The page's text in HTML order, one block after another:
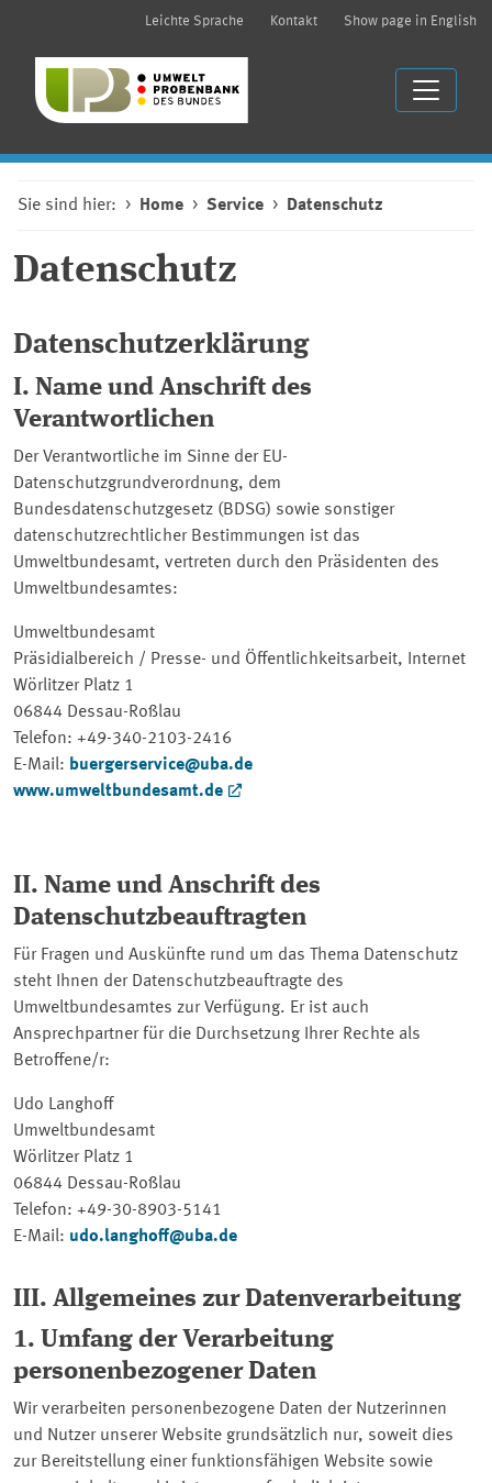
Leichte Sprache Kontakt Show page in English
Sie sind hier: Home Service Datenschutz
Datenschutz
Datenschutzerklärung
I. Name und Anschrift des
Verantwortlichen
Der Verantwortliche im Sinne der EU-
Datenschutzgrundverordnung, dem
Bundesdatenschutzgesetz (BDSG) sowie sonstiger
datenschutzrechtlicher Bestimmungen ist das
Umweltbundesamt, vertreten durch den Präsidenten des
Umweltbundesamtes:
Umweltbundesamt
Präsidialbereich / Presse- und Öffentlichkeitsarbeit, Internet
Wörlitzer Platz 1
06844 Dessau-Roßlau
Telefon: +49-340-2103-2416
E-Mail: buergerservice@uba.de
www.umweltbundesamt.de
II. Name und Anschrift des
Datenschutzbeauftragten
Für Fragen und Auskünfte rund um das Thema Datenschutz
steht Ihnen der Datenschutzbeauftragte des
Umweltbundesamtes zur Verfügung. Er ist auch
Ansprechpartner für die Durchsetzung Ihrer Rechte als
Betroffene/r:
Udo Langhoff
Umweltbundesamt
Wörlitzer Platz 1
06844 Dessau-Roßlau
Telefon: +49-30-8903-5141
E-Mail: udo.langhoff@uba.de
III. Allgemeines zur Datenverarbeitung
1. Umfang der Verarbeitung
personenbezogener Daten
Wir verarbeiten personenbezogene Daten der Nutzerinnen
und Nutzer unserer Website grundsätzlich nur, soweit dies
zur Bereitstellung einer funktionsfähigen Website sowie